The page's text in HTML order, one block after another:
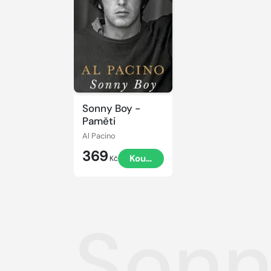
Sonny Boy -
Paměti
Al Pacino
369 Kč Koupit